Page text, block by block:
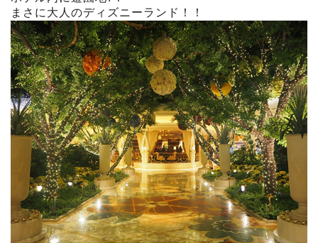
まさに大人のディズニーランド！！